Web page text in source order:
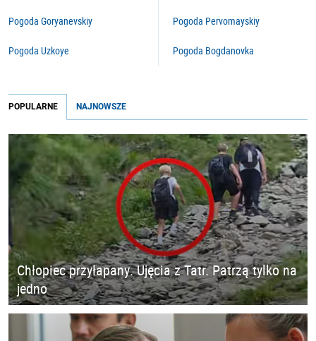
Pogoda Goryanevskiy
Pogoda Uzkoye
Pogoda Pervomayskiy
Pogoda Bogdanovka
POPULARNE NAJNOWSZE
Chłopiec przyłapany. Ujęcia z Tatr. Patrzą tylko na
jedno